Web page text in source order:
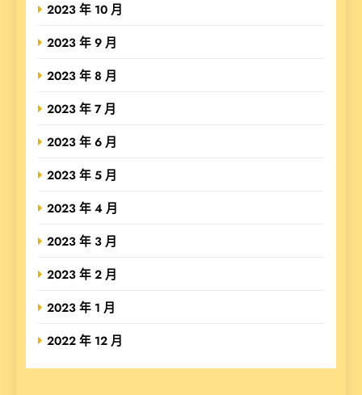
2023 年 10 月
2023 年 9 月
2023 年 8 月
2023 年 7 月
2023 年 6 月
2023 年 5 月
2023 年 4 月
2023 年 3 月
2023 年 2 月
2023 年 1 月
2022 年 12 月